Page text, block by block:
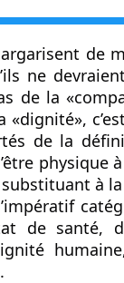
de
ne
de la
«dignité»,
de la
physique
à
de santé,
humaine,